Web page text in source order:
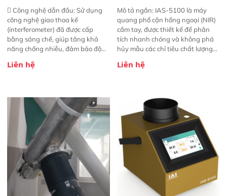
 Công nghệ dẫn đầu: Sử dụng
công nghệ giao thoa kế
(interferometer) đã được cấp
bằng sáng chế, giúp tăng khả
năng chống nhiễu, đảm bảo độ
Phạm vi ứng dụng rộng: Đáp ứng
ngành công nghiệp khác nhau. 
Độ nhạy cao: Trang bị đầu dò
InGaAs độ nhạy cao, cung cấp
phản hồi phổ tuyến tính đầy đủ,
đảm bảo độ chính xác và khả
năng lặp lại tối ưu.
Liên hệ
Mô tả ngắn: IAS-5100 là máy
quang phổ cận hồng ngoại (NIR)
cầm tay, được thiết kế để phân
tích nhanh chóng và không phá
hủy mẫu các chỉ tiêu chất lượng
Thiết bị linh hoạt cho nhiều kịch
trực tiếp ngoài đồng ruộng.
Liên hệ